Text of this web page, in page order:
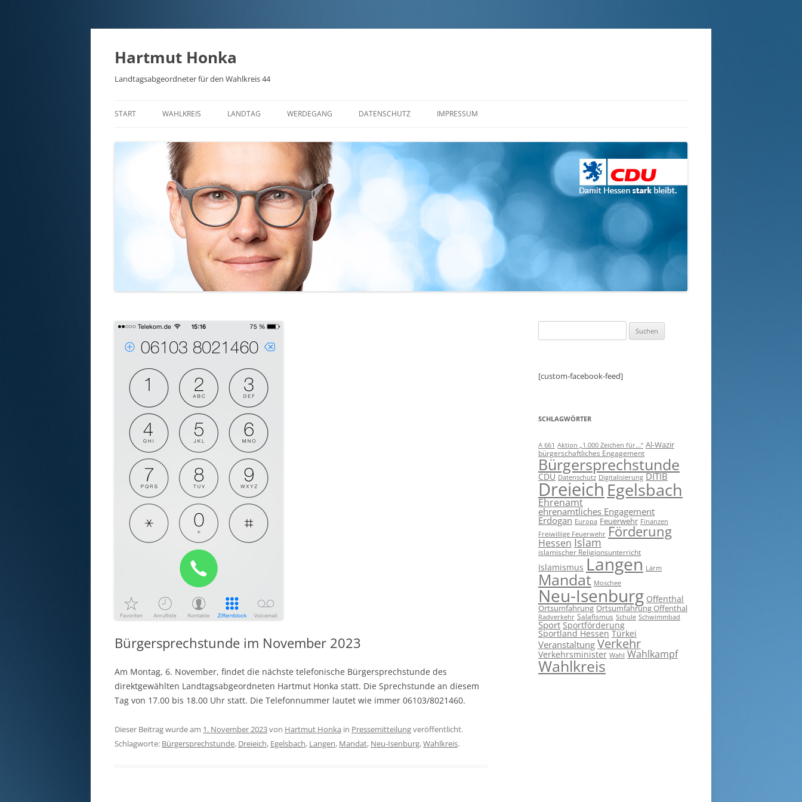
Hartmut Honka
Landtagsabgeordneter für den Wahlkreis 44
Inhalt
START WAHLKREIS LANDTAG WERDEGANG DATENSCHUTZ IMPRESSUM
Bürgersprechstunde im November 2023
Am Montag, 6. November, findet die nächste telefonische Bürgersprechstunde des
direktgewählten Landtagsabgeordneten Hartmut Honka statt. Die Sprechstunde an diesem
Tag von 17.00 bis 18.00 Uhr statt. Die Telefonnummer lautet wie immer 06103/8021460.
Dieser Beitrag wurde am 1. November 2023von Hartmut Honka in Pressemitteilungveröffentlicht.
Schlagworte: Bürgersprechstunde, Dreieich, Egelsbach, Langen, Mandat, Neu-Isenburg,Wahlkreis.
nach:
[custom-facebook-feed]
SCHLAGWÖRTER
A 661 Aktion „1.000 Zeichen für...“ Al-Wazir
bürgerschaftliches Engagement
Bürgersprechstunde
CDU Datenschutz Digitalisierung DITIB
Dreieich Egelsbach
Ehrenamt
ehrenamtliches Engagement
Erdogan Europa Feuerwehr Finanzen
Freiwillige Feuerwehr Förderung
Hessen Islam
islamischer Religionsunterricht
Islamismus Langen Lärm
Mandat Moschee
Neu-Isenburg Offenthal
Ortsumfahrung Ortsumfahrung Offenthal
Radverkehr Salafismus Schule Schwimmbad
Sport Sportförderung
Sportland Hessen Türkei
Veranstaltung Verkehr
Verkehrsminister Wahl Wahlkampf
Wahlkreis